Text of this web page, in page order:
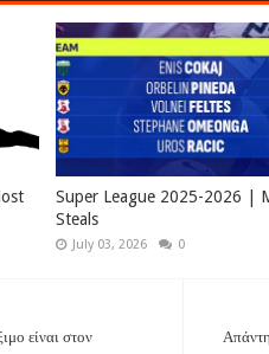
Super League 2025-2026 |
Steals
July 03, 2026 0
είναι στον